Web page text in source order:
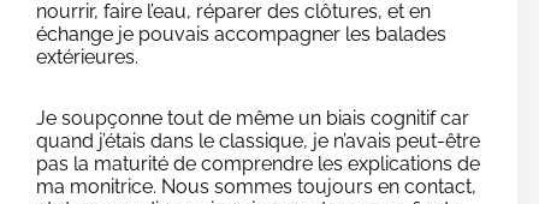
nourrir, faire l’eau, réparer des clôtures, et en
échange je pouvais accompagner les balades
extérieures.
Je soupçonne tout de même un biais cognitif car
quand j’étais dans le classique, je n’avais peut-être
pas la maturité de comprendre les explications de
ma monitrice. Nous sommes toujours en contact,